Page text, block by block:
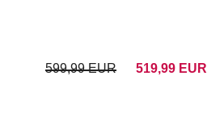
599,99 EUR 519,99 EUR